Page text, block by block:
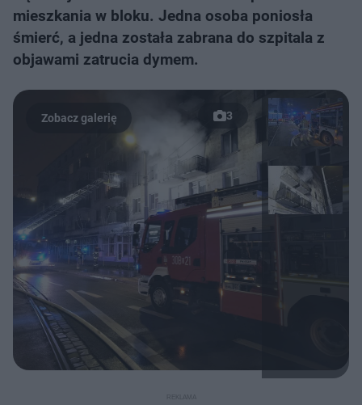
mieszkania w bloku. Jedna osoba poniosła
śmierć, a jedna została zabrana do szpitala z
objawami zatrucia dymem.
3